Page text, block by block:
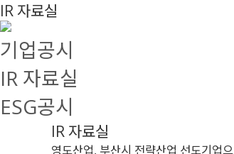
IR 자료실
기업공시
IR 자료실
ESG공시
IR 자료실
영도산업, 부산시 전략산업 선도기업